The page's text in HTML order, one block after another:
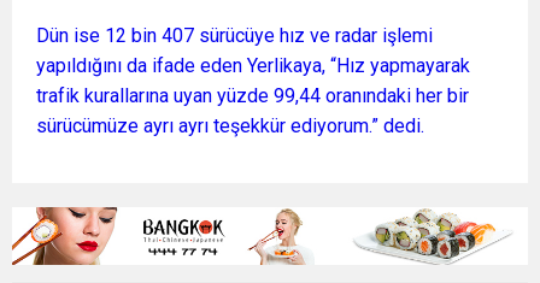
Dün ise 12 bin 407 sürücüye hız ve radar işlemi
yapıldığını da ifade eden Yerlikaya, “Hız yapmayarak
trafik kurallarına uyan yüzde 99,44 oranındaki her bir
sürücümüze ayrı ayrı teşekkür ediyorum.” dedi.